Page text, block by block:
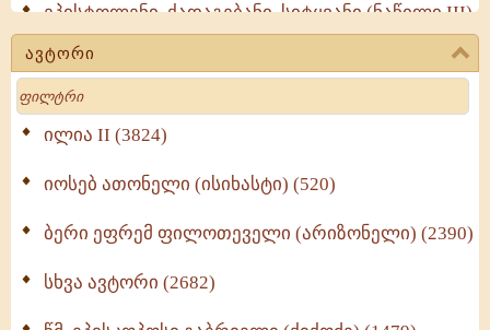
ეპისტოლენი, ქადაგებანი, სიტყვანი (ნაწილი III)
(723)
მოძღვრის ძალზე სასარგებლო რჩევები
მრევლისათვის (545)
Wisdomge (514)
ქადაგებანი გაბრიელ ეპისკოპოსისა - II ტომი
სულიერი ცხოვრების სახელმძღვანელო -
ნაწილი II (369)
ავტორი
Search
ილია II (3824)
იოსებ ათონელი (ისიხასტი) (520)
ბერი ეფრემ ფილოთეველი (არიზონელი) (2390)
სხვა ავტორი (2682)